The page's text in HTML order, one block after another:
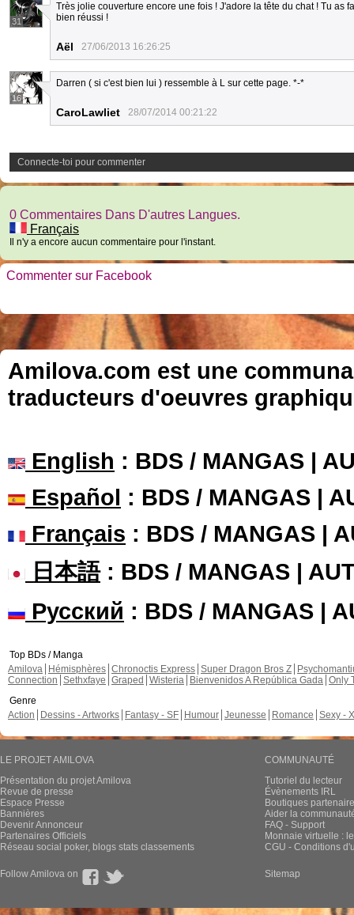
31
Très jolie couverture encore une fois ! J'adore la tête du chat ! Tu as
bien réussi !
Aël 27/06/2013 16:26:25
16
Darren ( si c'est bien lui ) ressemble à L sur cette page. *-*
CaroLawliet 28/07/2014 00:21:22
Connecte-toi pour commenter
0 Commentaires Dans D'autres Langues.
Français
Il n'y a encore aucun commentaire pour l'instant.
Commenter sur Facebook
Amilova.com est une
traducteurs d'oeuvres
English : BDS / MANGAS |
Español : BDS / MANGAS |
Français : BDS / MANGAS |
日本語: BDS / MANGAS |
Русский : BDS / MANGAS |
Top BDs / Manga
Amilova
Hémisphères Chronoctis Express Super Dragon Bros Z
Connection Sethxfaye Graped Wisteria Bienvenidos A República Gada Only
Genre
Action
Dessins - Artworks Fantasy - SF Humour Jeunesse Romance Sexy -
LE PROJET AMILOVA
Présentation du projet Amilova
Revue de presse
Espace Presse
Bannières
Devenir Annonceur
Partenaires Officiels
Réseau social poker, blogs stats classements
COMMUNAUTÉ
Tutoriel du lecteur
Évènements IRL
Boutiques
Aider la
FAQ - Support
Monnaie virtuelle :
CGU - Conditions
Follow Amilova on Sitemap